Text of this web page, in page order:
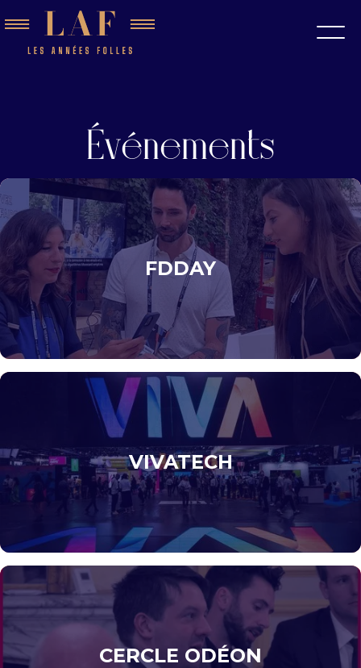
Événements
FDDAY
VIVATECH
CERCLE ODÉON